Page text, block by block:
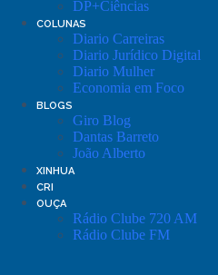
DP+Ciências
COLUNAS
Diario Carreiras
Diario Jurídico Digital
Diario Mulher
Economia em Foco
BLOGS
Giro Blog
Dantas Barreto
João Alberto
XINHUA
CRI
OUÇA
Rádio Clube 720 AM
Rádio Clube FM